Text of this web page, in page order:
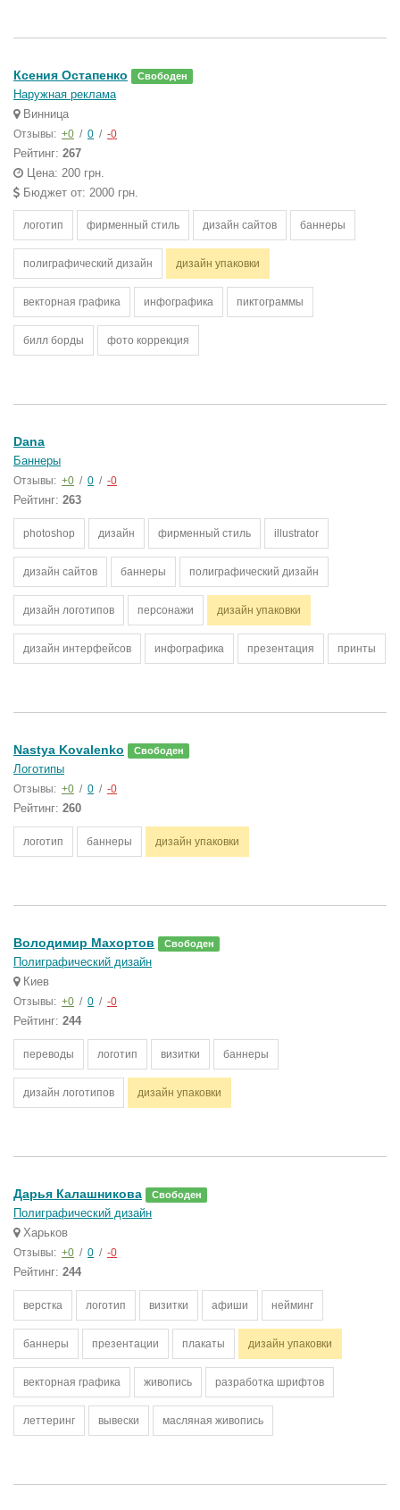
Ксения Остапенко Свободен
Наружная реклама
Винница
Отзывы: +0 / 0 / -0
Рейтинг: 267
Цена: 200 грн.
Бюджет от: 2000 грн.
логотип фирменный стиль дизайн сайтов баннеры
полиграфический дизайн дизайн упаковки
векторная графика инфографика пиктограммы
билл борды фото коррекция
Dana
Баннеры
Отзывы: +0 / 0 / -0
Рейтинг: 263
photoshop дизайн фирменный стиль illustrator
дизайн сайтов баннеры полиграфический дизайн
дизайн логотипов персонажи дизайн упаковки
дизайн интерфейсов инфографика презентация принты
Nastya Kovalenko Свободен
Логотипы
Отзывы: +0 / 0 / -0
Рейтинг: 260
логотип баннеры дизайн упаковки
Володимир Махортов Свободен
Полиграфический дизайн
Киев
Отзывы: +0 / 0 / -0
Рейтинг: 244
переводы логотип визитки баннеры
дизайн логотипов дизайн упаковки
Дарья Калашникова Свободен
Полиграфический дизайн
Харьков
Отзывы: +0 / 0 / -0
Рейтинг: 244
верстка логотип визитки афиши нейминг
баннеры презентации плакаты дизайн упаковки
векторная графика живопись разработка шрифтов
леттеринг вывески масляная живопись